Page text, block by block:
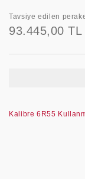
Tavsiye edilen
93.445,00 TL
Kalibre 6R55